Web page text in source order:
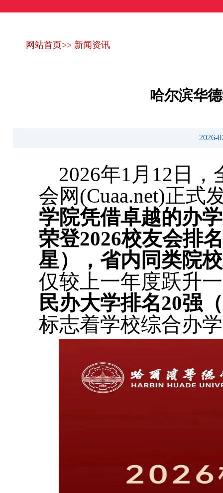
网站首页>> 新闻资讯
哈尔滨华
2026-
2026年1月12日
会网(Cuaa.net)正式
学院凭借卓越的办
荣登2026校友会排
星），省内同类院
仅较上一年度跃升
民办大学排名20强
标志着学校综合办